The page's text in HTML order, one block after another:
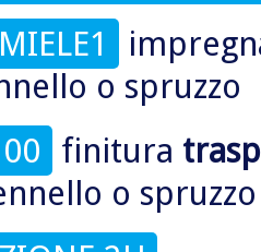
o spruzzo
finitura
o spruzzo